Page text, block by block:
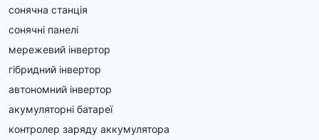
герметичне з'єднання.
додаткову безпеку при роботі з високими тисками.
Матеріали та конструкції
Ми пропонуємо алюмінієві муфти CamLock, а також
нержавіючі муфти CamLock, які стійкі до корозії та
промислових об'єктів виконані з високоякісних матеріалів
сонячна станція
сонячні панелі
мережевий інвертор
гібридний інвертор
автономний інвертор
акумуляторні батареї
контролер заряду аккумулятора